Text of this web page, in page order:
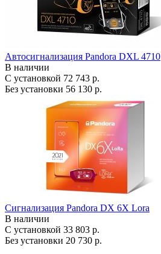
Автосигнализация Pandora DXL 4710
В наличии
С установкой 72 743 р.
Без установки 56 130 р.
Сигнализация Pandora DX 6X Lora
В наличии
С установкой 33 803 р.
Без установки 20 730 р.